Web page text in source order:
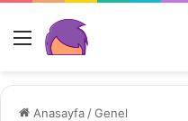
Menü
Anasayfa /Genel